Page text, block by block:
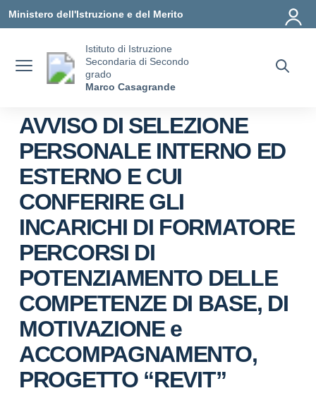
Ministero dell'Istruzione e del Merito
Istituto di Istruzione
Secondaria di Secondo
grado
Marco Casagrande
AVVISO DI SELEZIONE
PERSONALE INTERNO ED
ESTERNO E CUI
CONFERIRE GLI
INCARICHI DI FORMATORE
PERCORSI DI
POTENZIAMENTO DELLE
COMPETENZE DI BASE, DI
MOTIVAZIONE e
ACCOMPAGNAMENTO,
PROGETTO “REVIT”